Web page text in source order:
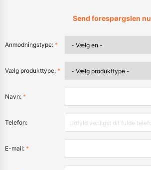
Send forespørgslen nu
Anmodningstype: *
Vælg produkttype: *
Navn: *
Telefon:
E-mail: *